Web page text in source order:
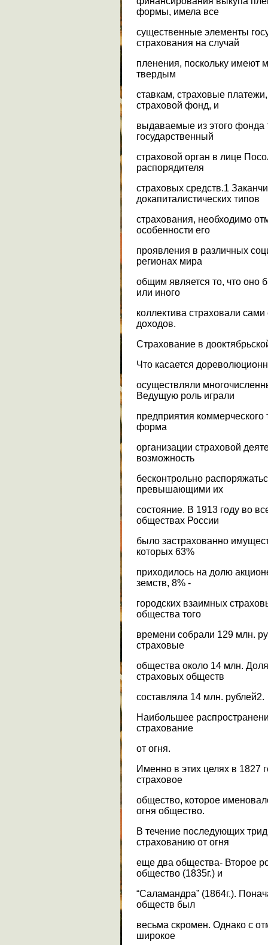
формы, имела все
существенные элементы
страхования на случай
пленения, поскольку имеют
твердым
ставкам, страховые
страховой фонд, и
выдаваемые из этого
государственный
страховой орган в лице
распорядителя
страховых средств.1
докапиталистических типов
страхования, необходимо
особенности его
проявления в различных
регионах мира
общим является то, что оно
или иного
коллектива страховали
доходов.
Страхование в
Что касается
осуществляли
Ведущую роль играли
предприятия
форма
организации страховой
возможность
бесконтрольно
превышающими их
состояние. В 1913 году во
обществах России
было застрахованно
которых 63%
приходилось на долю
земств, 8% -
городских взаимных
общества того
времени собрали 129 млн.
страховые
общества около 14 млн.
страховых обществ
составляла 14 млн. рублей2.
Наибольшее
страхование
от огня.
Именно в этих целях в 1827
страховое
общество, которое
огня общество.
В течение последующих
страхованию от огня
еще два общества- Второе
общество (1835г.) и
“Саламандра” (1864г.).
обществ был
весьма скромен. Однако с
широкое